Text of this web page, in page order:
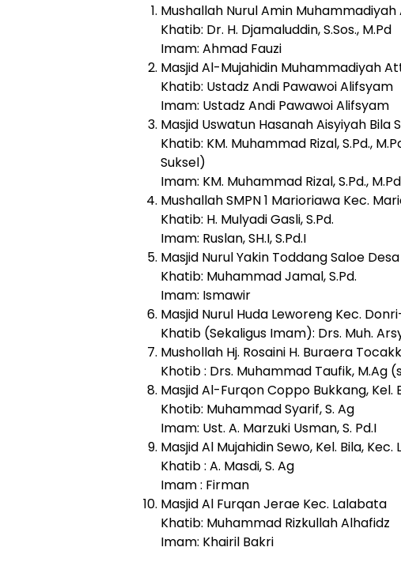
Mushallah Nurul Amin
Khatib: Dr. H. Djamaluddin, S.Sos., M.Pd
Imam: Ahmad Fauzi
Masjid Al-Mujahidin Muhammadiyah
Khatib: Ustadz Andi Pawawoi Alifsyam
Imam: Ustadz Andi Pawawoi Alifsyam
Masjid Uswatun Hasanah Aisyiyah Bila
Khatib: KM. Muhammad Rizal, S.Pd.,
Suksel)
Imam: KM. Muhammad Rizal, S.Pd.,
Mushallah SMPN 1 Marioriawa Kec.
Khatib: H. Mulyadi Gasli, S.Pd.
Imam: Ruslan, SH.I, S.Pd.I
Masjid Nurul Yakin Toddang Saloe
Khatib: Muhammad Jamal, S.Pd.
Imam: Ismawir
Masjid Nurul Huda Leworeng Kec.
Khatib (Sekaligus Imam): Drs. Muh.
Mushollah Hj. Rosaini H. Buraera
Khotib : Drs. Muhammad Taufik, M.Ag
Masjid Al-Furqon Coppo Bukkang, Kel.
Khotib: Muhammad Syarif, S. Ag
Imam: Ust. A. Marzuki Usman, S. Pd.I
Masjid Al Mujahidin Sewo, Kel. Bila,
Khatib : A. Masdi, S. Ag
Imam : Firman
Masjid Al Furqan Jerae Kec. Lalabata
Khatib: Muhammad Rizkullah Alhafidz
Imam: Khairil Bakri